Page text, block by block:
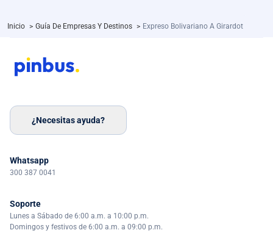
Inicio > Guía De Empresas Y Destinos > Expreso Bolivariano A Girardot
¿Necesitas ayuda?
Whatsapp
300 387 0041
Soporte
Lunes a Sábado de 6:00 a.m. a 10:00 p.m.
Domingos y festivos de 6:00 a.m. a 09:00 p.m.